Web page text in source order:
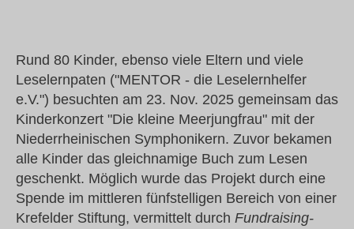
Rund 80 Kinder, ebenso viele Eltern und viele
Leselernpaten ("MENTOR - die Leselernhelfer
e.V.") besuchten am 23. Nov. 2025 gemeinsam das
Kinderkonzert "Die kleine Meerjungfrau" mit der
Niederrheinischen Symphonikern. Zuvor bekamen
alle Kinder das gleichnamige Buch zum Lesen
geschenkt. Möglich wurde das Projekt durch eine
Spende im mittleren fünfstelligen Bereich von einer
Krefelder Stiftung, vermittelt durch Fundraising-